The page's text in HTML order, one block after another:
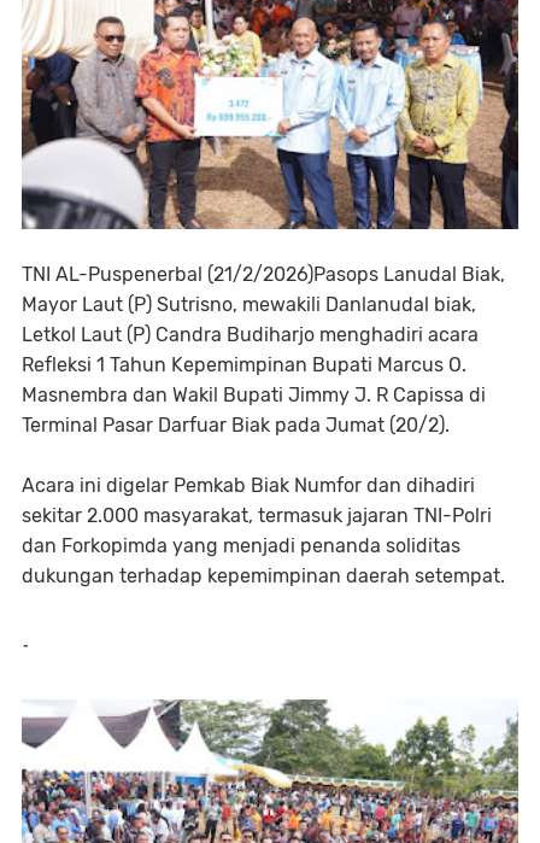
TNI AL-Puspenerbal (21/2/2026)Pasops Lanudal Biak,
Mayor Laut (P) Sutrisno, mewakili Danlanudal biak,
Letkol Laut (P) Candra Budiharjo menghadiri acara
Refleksi 1 Tahun Kepemimpinan Bupati Marcus O.
Masnembra dan Wakil Bupati Jimmy J. R Capissa di
Terminal Pasar Darfuar Biak pada Jumat (20/2).
Acara ini digelar Pemkab Biak Numfor dan dihadiri
sekitar 2.000 masyarakat, termasuk jajaran TNI-Polri
dan Forkopimda yang menjadi penanda soliditas
dukungan terhadap kepemimpinan daerah setempat.
-